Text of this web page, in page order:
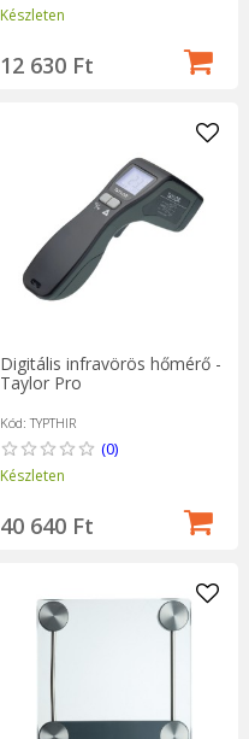
Készleten
12 630 Ft
Digitális infravörös hőmérő -
Taylor Pro
Kód: TYPTHIR
(0)
Készleten
40 640 Ft